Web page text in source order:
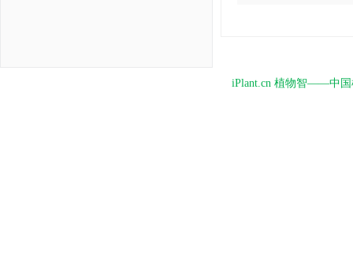
iPlant.cn 植物智——中国